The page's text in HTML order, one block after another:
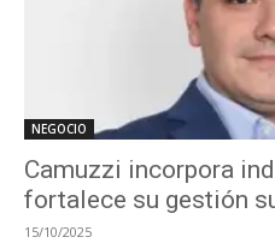
NEGOCIO
Camuzzi incorpora
fortalece su gestión
15/10/2025